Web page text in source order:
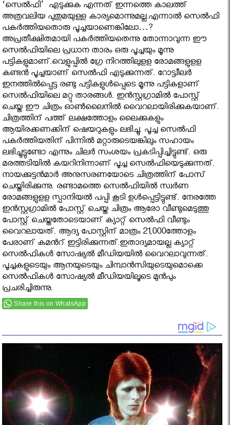
‘സെല്‍ഫി’ എടുക്കുക എന്നത് ഇന്നത്തെ കാലത്ത്
അത്രവലിയ പുതുമയുള്ള കാര്യമൊന്നുമല്ല.എന്നാല്‍ സെല്‍ഫി
പകര്‍ത്തിയതൊരു പൂച്ചയാണെങ്കിലോ…?
അപ്രതീക്ഷിതമായി പകര്‍ത്തിയതെന്നു തോന്നാവുന്ന ഈ
സെല്‍ഫിയിലെ പ്രധാന താരം ഒരു പൂച്ചയും മൂന്നു
പട്ടികളുമാണ്.വെളുപ്പില്‍ ഗ്രേ നിറത്തിലുളള രോമങ്ങളുളള
കണ്ടന്‍ പൂച്ചയാണ് സെല്‍ഫി എടുക്കുന്നത്. റോട്ട്വീലര്‍
ഇനത്തില്‍പ്പെട്ട രണ്ടു പട്ടികളുള്‍പ്പെടെ മൂന്നു പട്ടികളാണ്
സെല്‍ഫിയിലെ മറ്റു താരങ്ങള്‍. ഇന്‍സ്റ്റഗ്രാമില്‍ പോസ്റ്റ്
ചെയ്ത ഈ ചിത്രം ഓണ്‍ലൈനില്‍ വൈറലായിരിക്കുകയാണ്.
ചിത്രത്തിന് പത്ത് ലക്ഷത്തോളം ലൈക്കുകളും
ആയിരക്കണക്കിന് ഷെയറുകളും ലഭിച്ചു. പൂച്ച സെല്‍ഫി
പകര്‍ത്തിയതിന് പിന്നില്‍ മറ്റാരുടെയങ്കിലും സഹായം
ലഭിച്ചുട്ടുണ്ടോ എന്നും ചിലര്‍ സംശയം പ്രകടിപ്പിച്ചിട്ടുണ്ട്. ഒരു
മരത്തടിയില്‍ കയറിനിന്നാണ് പൂച്ച സെല്‍ഫിയെടുക്കുന്നത്.
നായക്കുട്ടന്‍മാര്‍ അനുസരണയോടെ ചിത്രത്തിന് പോസ്
ചെയ്തിരിക്കുന്നു. രണ്ടാമത്തെ സെല്‍ഫിയില്‍ സ്വര്‍ണ
രോമങ്ങളുളള സ്പാനിയല്‍ പപ്പി കൂടി ഉള്‍പ്പെട്ടിട്ടുണ്ട്. നേരത്തേ
ഇന്‍സ്റ്റഗ്രാമില്‍ പോസ്റ്റ് ചെയ്ത ചിത്രം ആരോ വീണ്ടുമെടുത്തു
പോസ്റ്റ് ചെയ്തതോടെയാണ് ക്യാറ്റ് സെല്‍ഫി വീണ്ടും
വൈറലായത്. ആദ്യ പോസ്റ്റിന് മാത്രം 21,000ത്തോളം
പേരാണ് കമന്‍റ് ഇട്ടിരിക്കുന്നത്.ഇതാദ്യമായല്ല ക്യാറ്റ്
സെല്‍ഫികള്‍ സോഷ്യല്‍ മീഡിയയില്‍ വൈറലാവുന്നത്.
പൂച്ചകളുടെയും ആനയുടെയും ചിമ്പാന്‍സിയുടെയുമൊക്കെ
സെല്‍ഫികള്‍ സോഷ്യല്‍ മീഡിയയിലൂടെ മുന്‍പും
പ്രചരിച്ചിരുന്നു.
Share this on WhatsApp